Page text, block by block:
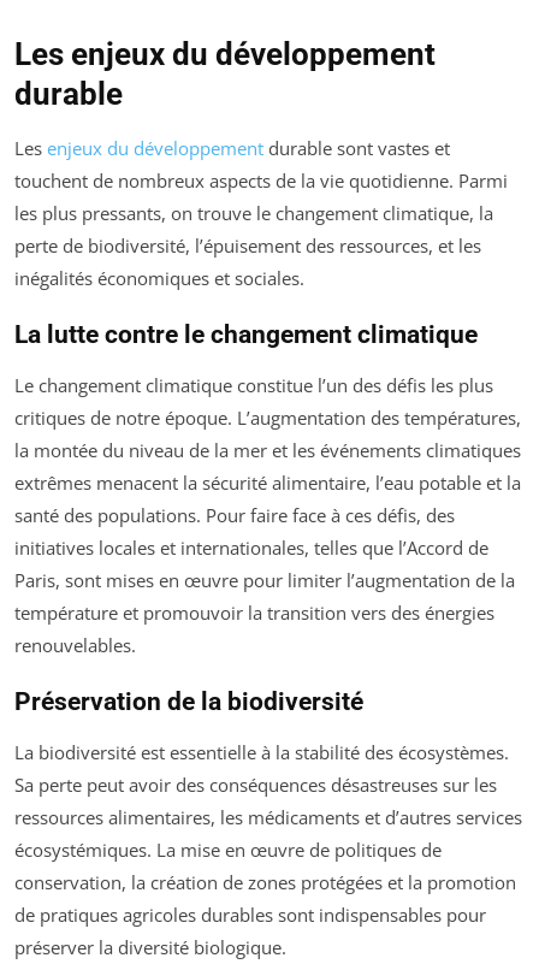
Les enjeux du développement
durable
Les enjeux du développement durable sont vastes et
touchent de nombreux aspects de la vie quotidienne. Parmi
les plus pressants, on trouve le changement climatique, la
perte de biodiversité, l’épuisement des ressources, et les
inégalités économiques et sociales.
La lutte contre le changement climatique
Le changement climatique constitue l’un des défis les plus
critiques de notre époque. L’augmentation des températures,
la montée du niveau de la mer et les événements climatiques
extrêmes menacent la sécurité alimentaire, l’eau potable et la
santé des populations. Pour faire face à ces défis, des
initiatives locales et internationales, telles que l’Accord de
Paris, sont mises en œuvre pour limiter l’augmentation de la
température et promouvoir la transition vers des énergies
renouvelables.
Préservation de la biodiversité
La biodiversité est essentielle à la stabilité des écosystèmes.
Sa perte peut avoir des conséquences désastreuses sur les
ressources alimentaires, les médicaments et d’autres services
écosystémiques. La mise en œuvre de politiques de
conservation, la création de zones protégées et la promotion
de pratiques agricoles durables sont indispensables pour
préserver la diversité biologique.